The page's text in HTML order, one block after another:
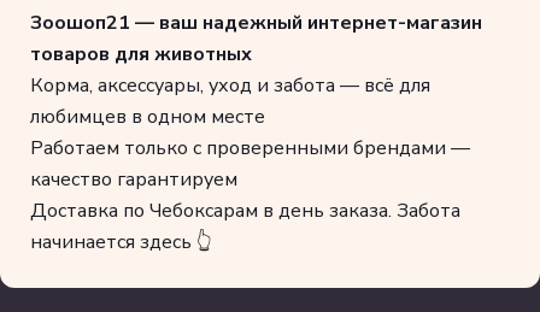
Зоошоп21 — ваш надежный интернет-магазин
товаров для животных
Корма, аксессуары, уход и забота — всё для
любимцев в одном месте
Работаем только с проверенными брендами —
качество гарантируем
Доставка по Чебоксарам в день заказа. Забота
начинается здесь 👆